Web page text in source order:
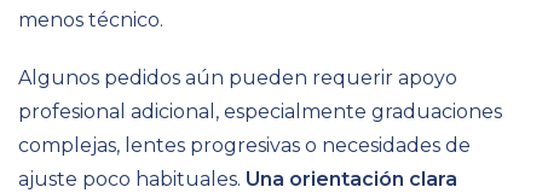
menos técnico.
Algunos pedidos aún pueden requerir apoyo
profesional adicional, especialmente graduaciones
complejas, lentes progresivas o necesidades de
ajuste poco habituales. Una orientación clara